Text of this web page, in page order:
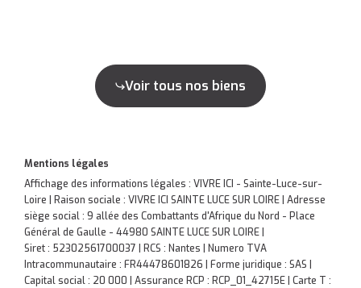
Voir tous nos biens
Mentions légales
Affichage des informations légales : VIVRE ICI - Sainte-Luce-sur-
Loire | Raison sociale : VIVRE ICI SAINTE LUCE SUR LOIRE | Adresse
siège social : 9 allée des Combattants d'Afrique du Nord - Place
Général de Gaulle - 44980 SAINTE LUCE SUR LOIRE |
Siret : 52302561700037 | RCS : Nantes | Numero TVA
Intracommunautaire : FR44478601826 | Forme juridique : SAS |
Capital social : 20 000 | Assurance RCP : RCP_01_42715E | Carte T :